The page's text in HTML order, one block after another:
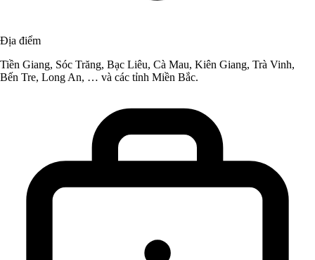
Địa điểm
Tiền Giang, Sóc Trăng, Bạc Liêu, Cà Mau, Kiên Giang, Trà Vinh,
Bến Tre, Long An, … và các tỉnh Miền Bắc.